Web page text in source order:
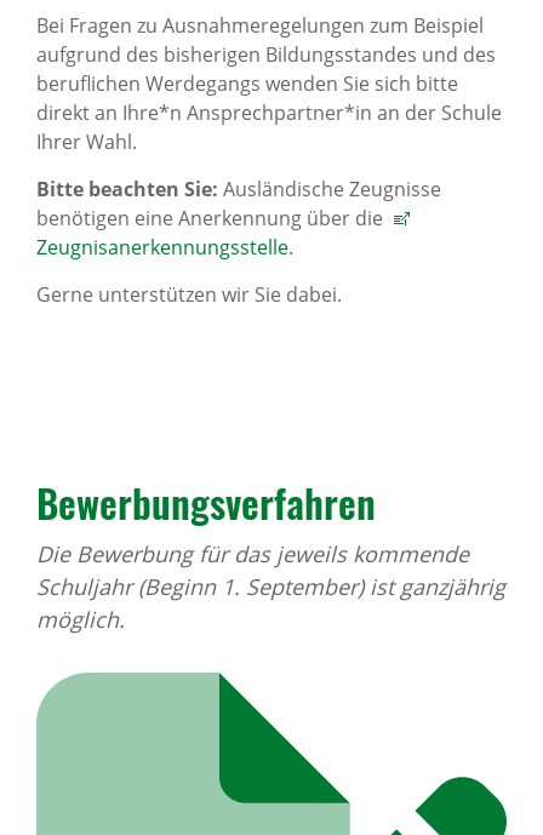
Bei Fragen zu Ausnahmeregelungen zum Beispiel
aufgrund des bisherigen Bildungsstandes und des
beruflichen Werdegangs wenden Sie sich bitte
direkt an Ihre*n Ansprechpartner*in an der Schule
Ihrer Wahl.
Bitte beachten Sie: Ausländische Zeugnisse
benötigen eine Anerkennung über die
Zeugnisanerkennungsstelle.
Gerne unterstützen wir Sie dabei.
Bewerbungsverfahren
Die Bewerbung für das jeweils kommende
Schuljahr (Beginn 1. September) ist ganzjährig
möglich.